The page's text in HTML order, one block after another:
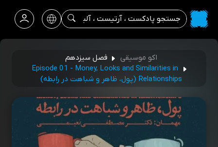
اکو موسیقی
فصل سیزدهم
Episode 01 - Money, Looks and Similarities in
Relationships (پول، ظاهر و شباهت در رابطه)